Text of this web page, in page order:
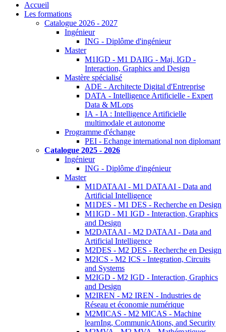
Accueil
Les formations
Catalogue 2026 - 2027
Ingénieur
ING - Diplôme d'ingénieur
Master
M1IGD - M1 DAIIG - Maj. IGD -
Interaction, Graphics and Design
Mastère spécialisé
ADE - Architecte Digital d'Entreprise
DATA - Intelligence Artificielle - Expert
Data & MLops
IA - IA : Intelligence Artificielle
multimodale et autonome
Programme d'échange
PEI - Echange international non diplomant
Catalogue 2025 - 2026
Ingénieur
ING - Diplôme d'ingénieur
Master
M1DATAAI - M1 DATAAI - Data and
Artificial Intelligence
M1DES - M1 DES - Recherche en Design
M1IGD - M1 IGD - Interaction, Graphics
and Design
M2DATAAI - M2 DATAAI - Data and
Artificial Intelligence
M2DES - M2 DES - Recherche en Design
M2ICS - M2 ICS - Integration, Circuits
and Systems
M2IGD - M2 IGD - Interaction, Graphics
and Design
M2IREN - M2 IREN - Industries de
Réseau et économie numérique
M2MICAS - M2 MICAS - Machine
learnIng, CommunicAtions, and Security